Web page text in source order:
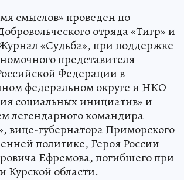
смыслов» проведен по
отряда «Тигр» и
«Судьба», при поддержке
представителя
Федерации в
федеральном округе и НКО
социальных инициатив» и
легендарного командира
вице-губернатора Приморского
политике, Героя России
Ефремова, погибшего при
Курской области.